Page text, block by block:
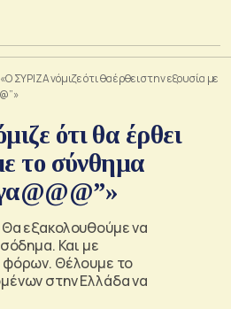
«Ο ΣΥΡΙΖΑ νόμιζε ότι θα έρθει στην εξουσία με
ότι θα έρθει
το σύνθημα
εξακολουθούμε να
Και με
φόρων. Θέλουμε το
στην Ελλάδα να